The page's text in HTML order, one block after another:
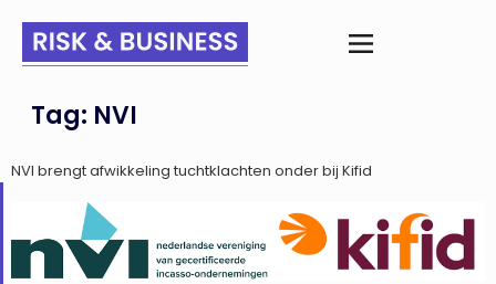
Tag: NVI
NVI brengt afwikkeling tuchtklachten onder bij Kifid